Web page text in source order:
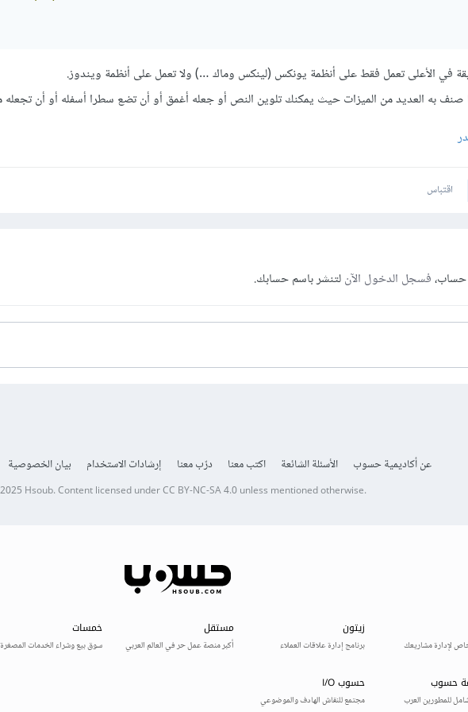
في الأعلى تعمل فقط على أنظمة يونكس (لينكس وماك …) ولا تعمل على أنظمة ويندوز.
صنف به العديد من الميزات حيث يمكنك تلوين النص أو جعله أغمق أو أن تضع سطرا أسفله أو أن تجعله
اقتباس
حساب،فسجل الدخول الآنلتنشر باسم حسابك.
عن أكاديمية حسوب الأسئلة الشائعة اكتب معنا درّب معنا إرشادات الاستخدام بيان الخصوصية
Hsoub.Content licensed underCC BY-NC-SA 4.0unless mentioned otherwise.